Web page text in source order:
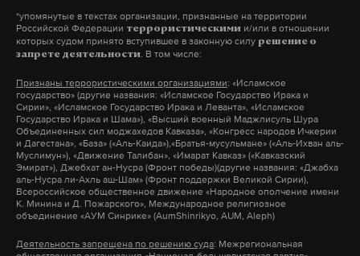
санкций. Это допустимо в случае, если «не вносит
существенного изменения во внешнюю политику
Соединенных Штатов по отношению к
Российской Федерации». Юристы считают, что
таким образом Трамп сможет изменять
антироссийские санкции, выдавая генеральные
и локальные лицензии. С этим мнением согласны
не все: другие юристы уверены, что выдача
генеральной лицензии российской организации,
попавшей под санкции, не может не влиять на
«У Воздушно-десантных войск больше лучших
традиций, чем то, что пытались представить:
десантник обязательно пьяный, обязательно
лежащий головой в воде или разбивающий
головой палатки с арбузами. Этого уже давно нет.
Наша работа — и с ветеранами, и с детьми, и с
теми, кто служит в Воздушно-десантных войсках.
Мы часто встречаемся и рассказываем, что
ассоциировать с ВДВ нужно их победы, их
России. Половина из них — десантники. К
*упомянутые в текстах организации, признанные на территории
Российской Федерации террористическими и/или в отношении
которых судом принято вступившее в законную силу решение о
запрете деятельности. В том числе:
Признаны террористическими организациями: «Исламское
государство» (другие названия: «Исламское Государство Ирака и
Сирии», «Исламское Государство Ирака и Леванта», «Исламское
Государство Ирака и Шама»), «Высший военный Маджлисуль Шура
Объединенных сил моджахедов Кавказа», «Конгресс народов Ичкерии
и Дагестана», «База» («Аль-Каида»),«Братья-мусульмане» («Аль-Ихван аль-
Муслимун»), «Движение Талибан», «Имарат Кавказ» («Кавказский
Эмират»), Джебхат ан-Нусра (Фронт победы)(другие названия: «Джабха
аль-Нусра ли-Ахль аш-Шам» (Фронт поддержки Великой Сирии),
Всероссийское общественное движение «Народное ополчение имени
К. Минина и Д. Пожарского», Международное религиозное
объединение «АУМ Синрике» (AumShinrikyo, AUM, Aleph)
Деятельность запрещена по решению суда: Межрегиональная